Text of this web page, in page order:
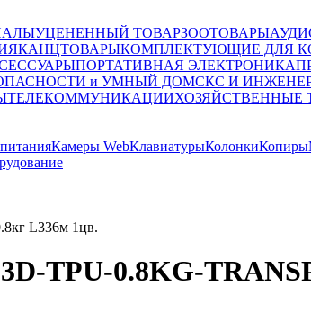
УЦЕНЕННЫЙ ТОВАРЗООТОВАРЫ
КАНЦТОВАРЫКОМПЛЕКТУЮЩИЕ ДЛЯ
ПОРТАТИВНАЯ ЭЛЕКТРОНИКА
и УМНЫЙ ДОМСКС И
ТЕЛЕКОММУНИКАЦИИХОЗЯЙСТВЕННЫЕ
Камеры WebКлавиатурыКолонкиКопиры
L336м 1цв.
TPU-0.8KG-